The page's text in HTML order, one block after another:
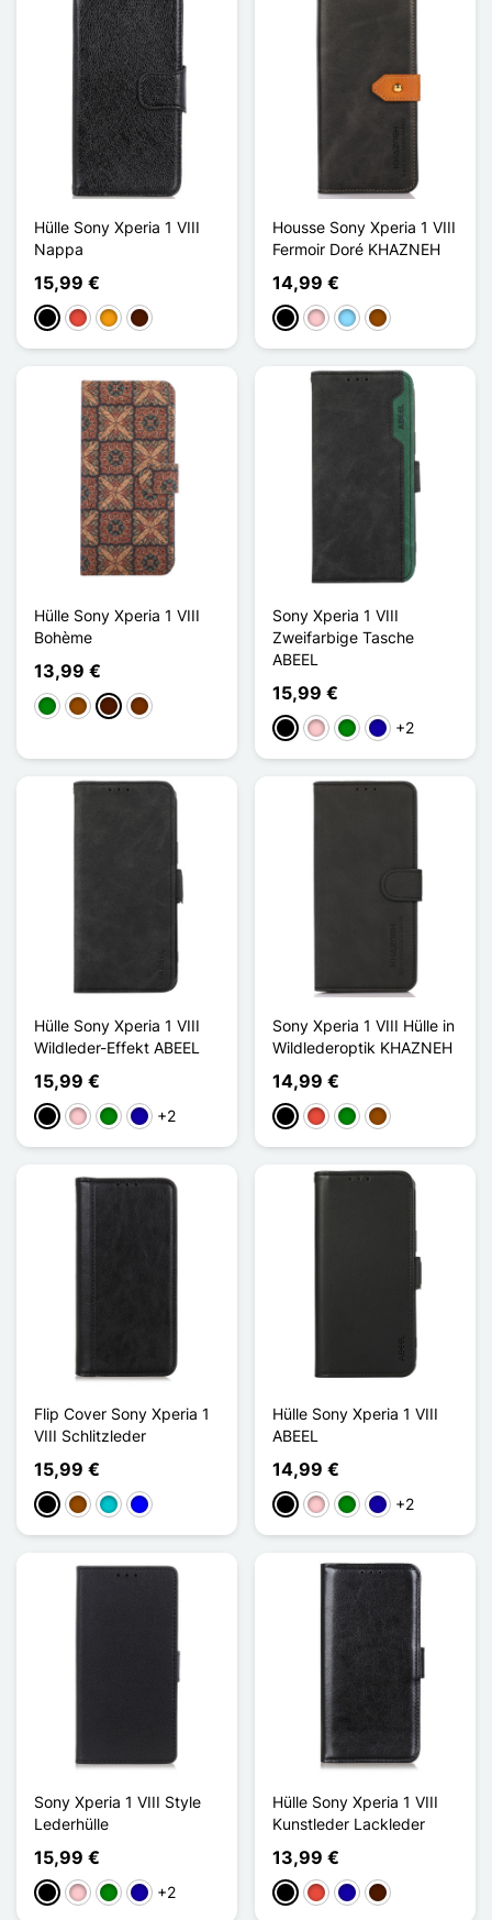
Hülle Sony Xperia 1 VIII
Nappa
15,99 €
Schwarz
Rot OrangeDunkelbraun
Housse Sony Xperia 1 VIII
Fermoir Doré KHAZNEH
14,99 €
Schwarz
PinkHellblau
Braun
Hülle Sony Xperia 1 VIII
Bohème
13,99 €
GrünBraunDunkelbraun
Kaffee
Sony Xperia 1 VIII
Zweifarbige Tasche
ABEEL
15,99 €
Schwarz
PinkGrünDunkelblau
+2
Hülle Sony Xperia 1 VIII
Wildleder-Effekt ABEEL
15,99 €
Schwarz
PinkGrünDunkelblau
+2
Sony Xperia 1 VIII Hülle in
Wildlederoptik KHAZNEH
14,99 €
Schwarz
Rot GrünBraun
Flip Cover Sony Xperia 1
VIII Schlitzleder
15,99 €
Schwarz
BraunTürkisBlau
Hülle Sony Xperia 1 VIII
ABEEL
14,99 €
Schwarz
PinkGrünDunkelblau
+2
Sony Xperia 1 VIII Style
Lederhülle
15,99 €
Schwarz
PinkGrünDunkelblau
+2
Hülle Sony Xperia 1 VIII
Kunstleder Lackleder
13,99 €
Schwarz
Rot Dunkelblau
Dunkelbraun